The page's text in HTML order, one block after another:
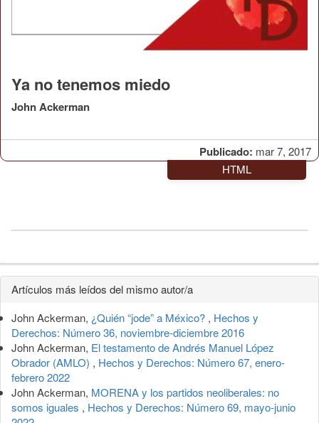
Publicado: mar 7, 2017
Ya no tenemos miedo
John Ackerman
HTML
Detalles
del
artículo
Artículos más leídos del mismo autor/a
John Ackerman, ¿Quién “jode” a México? , Hechos y
Derechos: Número 36, noviembre-diciembre 2016
John Ackerman, El testamento de Andrés Manuel López
Obrador (AMLO) , Hechos y Derechos: Número 67, enero-
febrero 2022
John Ackerman, MORENA y los partidos neoliberales: no
somos iguales , Hechos y Derechos: Número 69, mayo-junio